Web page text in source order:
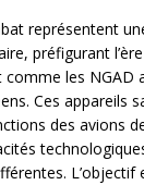
représentent
préfigurant
comme les NGAD
Ces appareils
des avions
L’objectif